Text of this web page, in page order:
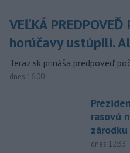
VEĽKÁ
horúčavy ustúpili.
Teraz.sk prináša predpoveď
dnes 16:00
rasovú
zárodku
dnes 12:33